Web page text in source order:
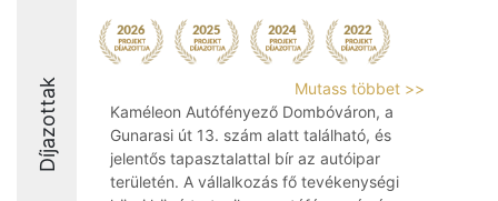
Díjazottak
Mutass többet >>
Kaméleon Autófényező Dombóváron, a
Gunarasi út 13. szám alatt található, és
jelentős tapasztalattal bír az autóipar
területén. A vállalkozás fő tevékenységi